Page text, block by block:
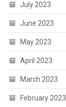
July 2023
June 2023
May 2023
April 2023
March 2023
February 2023